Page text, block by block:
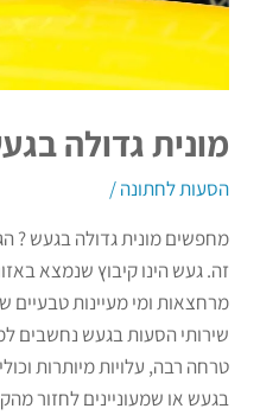
מונית גדולה
הסעות לחתונה/
מחפשים מונית גדולה בגעש
זה. געש הינו קיבוץ שנמצא
מרחצאות ומי מעיינות טבעיים
שירותי הסעות בגעש נחשבים
טרחה רבה, עלויות מיותרות
בגעש או שמעוניינים לחזור